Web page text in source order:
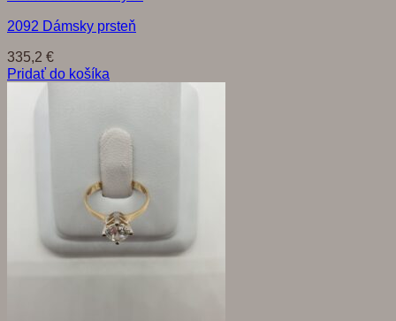
2092 Dámsky prsteň
335,2 €
Pridať do košíka